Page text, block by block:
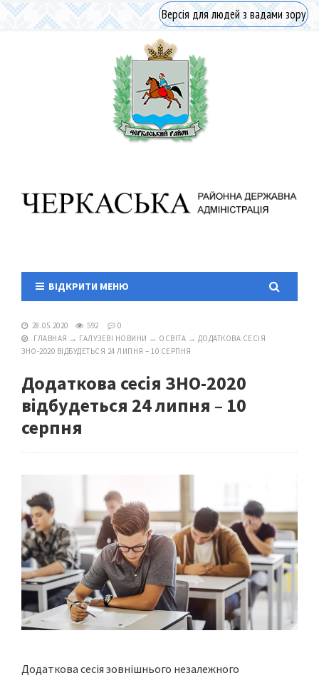
Версія для людей з вадами зору
ВІДКРИТИ МЕНЮ
28.05.2020 592
0
ГЛАВНАЯ → ГАЛУЗЕВІ НОВИНИ → ОСВІТА → ДОДАТКОВА СЕСІЯ
ЗНО-2020 ВІДБУДЕТЬСЯ 24 ЛИПНЯ – 10 СЕРПНЯ
Додаткова сесія ЗНО-2020
відбудеться 24 липня – 10
серпня
Додаткова сесія зовнішнього незалежного